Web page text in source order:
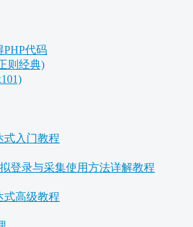
代码
则经典)
式入门教程
登录与采集使用方法详解教程
式高级教程